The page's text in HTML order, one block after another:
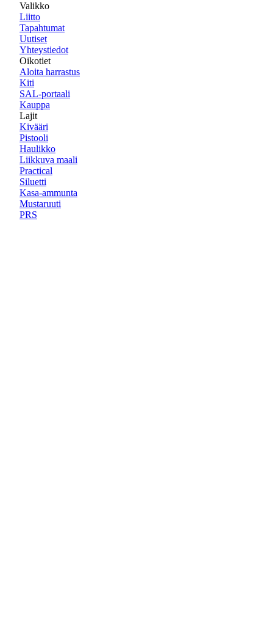
Valikko
Liitto
Tapahtumat
Uutiset
Yhteystiedot
Oikotiet
Aloita harrastus
Kiti
SAL-portaali
Kauppa
Lajit
Kivääri
Pistooli
Haulikko
Liikkuva maali
Practical
Siluetti
Kasa-ammunta
Mustaruuti
PRS